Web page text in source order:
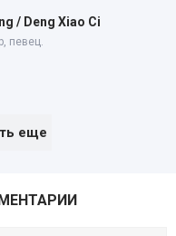
/ Deng Xiao Ci
певец.
еще